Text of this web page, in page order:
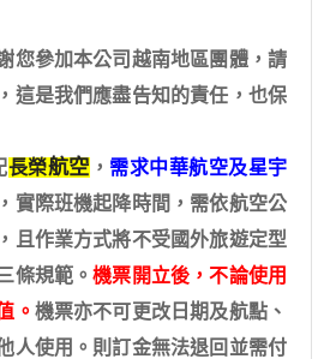
您參加本公司越南地區團體，請
這是我們應盡告知的責任，也保
長榮航空 ， 需求中華航空及星宇
，實際班機起降時間，需依航空公
且作業方式將不受國外旅遊定型
條規範。機票開立後，不論使用
。 機票亦不可更改日期及航點、
人使用。則訂金無法退回並需付